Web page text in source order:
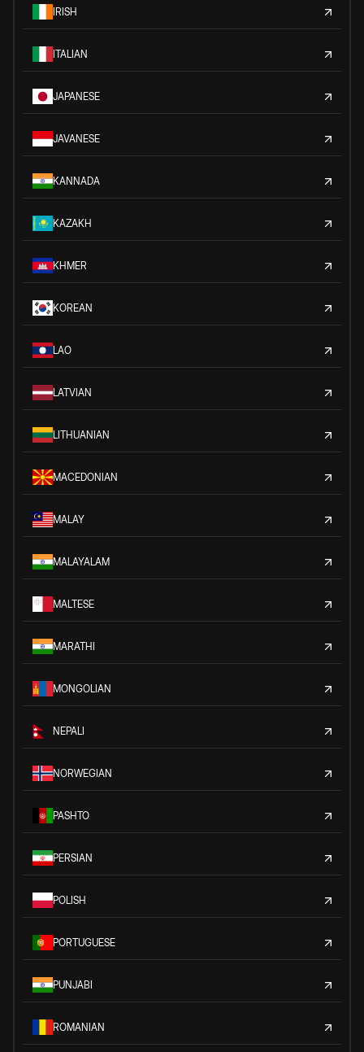
IRISH
ITALIAN
JAPANESE
JAVANESE
KANNADA
KAZAKH
KHMER
KOREAN
LAO
LATVIAN
LITHUANIAN
MACEDONIAN
MALAY
MALAYALAM
MALTESE
MARATHI
MONGOLIAN
NEPALI
NORWEGIAN
PASHTO
PERSIAN
POLISH
PORTUGUESE
PUNJABI
ROMANIAN